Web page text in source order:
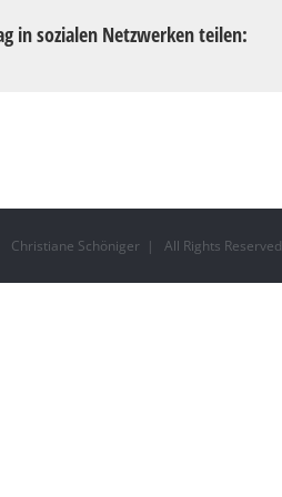
in sozialen Netzwerken teilen:
Christiane Schöniger | All Rights